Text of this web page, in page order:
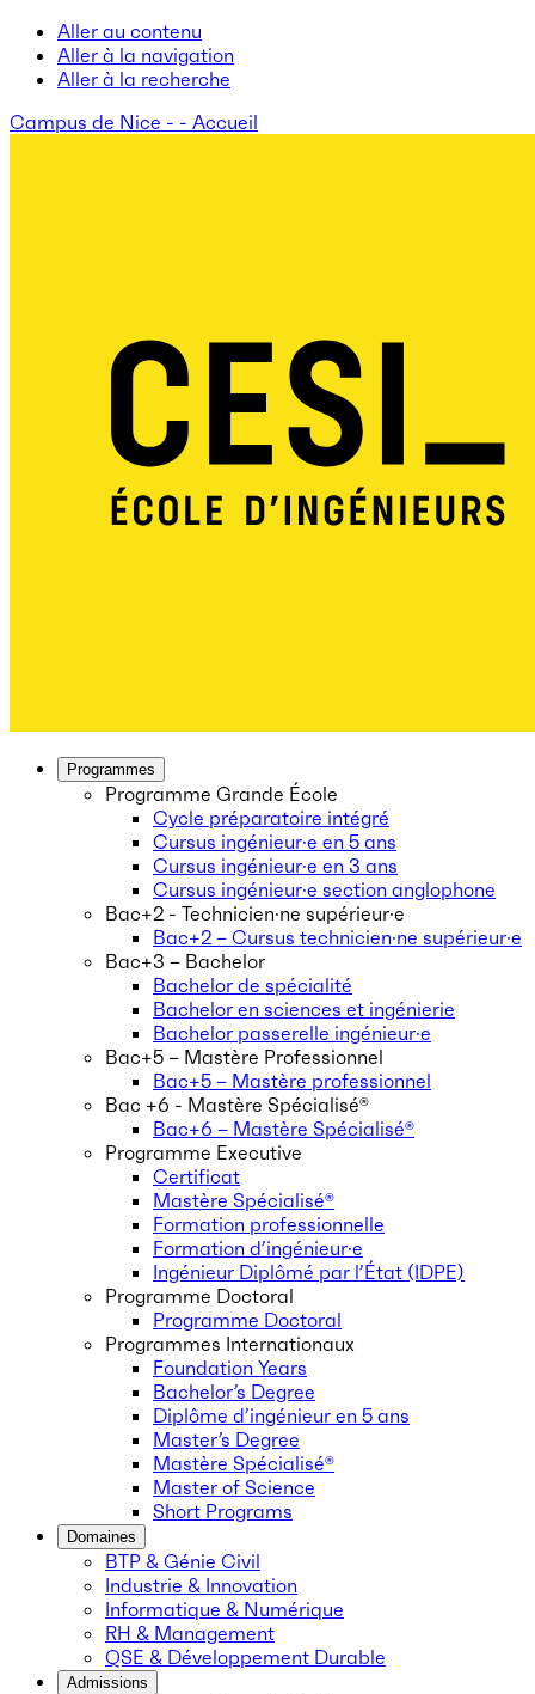
Aller au contenu
Aller à la navigation
Aller à la recherche
Campus de Nice - - Accueil
Programmes
Programme Grande École
Cycle préparatoire intégré
Cursus ingénieur·e en 5 ans
Cursus ingénieur·e en 3 ans
Cursus ingénieur·e section anglophone
Bac+2 - Technicien·ne supérieur·e
Bac+2 – Cursus technicien·ne supérieur·e
Bac+3 – Bachelor
Bachelor de spécialité
Bachelor en sciences et ingénierie
Bachelor passerelle ingénieur·e
Bac+5 – Mastère Professionnel
Bac+5 – Mastère professionnel
Bac +6 - Mastère Spécialisé®
Bac+6 – Mastère Spécialisé®
Programme Executive
Certificat
Mastère Spécialisé®
Formation professionnelle
Formation d’ingénieur·e
Ingénieur Diplômé par l’État (IDPE)
Programme Doctoral
Programme Doctoral
Programmes Internationaux
Foundation Years
Bachelor’s Degree
Diplôme d’ingénieur en 5 ans
Master’s Degree
Mastère Spécialisé®
Master of Science
Short Programs
Domaines
BTP & Génie Civil
Industrie & Innovation
Informatique & Numérique
RH & Management
QSE & Développement Durable
Admissions